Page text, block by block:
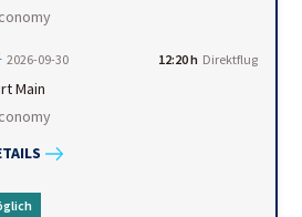
2026-09-30 12:20 h Direktflug
Main